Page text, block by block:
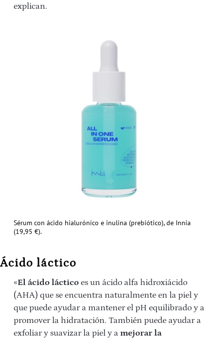
explican.
Sérum con ácido hialurónico e inulina (prebiótico), de Innia
(19,95 €).
Ácido láctico
«El ácido láctico es un ácido alfa hidroxiácido
(AHA) que se encuentra naturalmente en la piel y
que puede ayudar a mantener el pH equilibrado y a
promover la hidratación. También puede ayudar a
exfoliar y suavizar la piel y a mejorar la